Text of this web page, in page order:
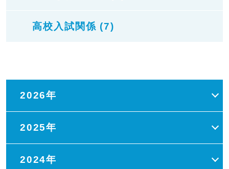
高校入試関係 (7)
2026年
2025年
2024年